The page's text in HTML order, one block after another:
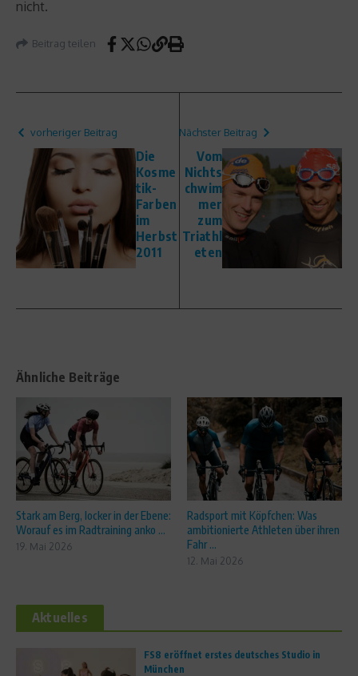
nicht.
Beitrag teilen
vorheriger Beitrag
Die
Kosme
tik-
Farben
im
Herbst
2011
Nächster Beitrag
Vom
Nichts
chwim
mer
zum
Triathl
eten
Ähnliche Beiträge
Stark am Berg, locker in der Ebene:
Worauf es im Radtraining anko ...
19. Mai 2026
Radsport mit Köpfchen: Was
ambitionierte Athleten über ihren
Fahr ...
12. Mai 2026
Aktuelles
FS8 eröffnet erstes deutsches Studio in
München